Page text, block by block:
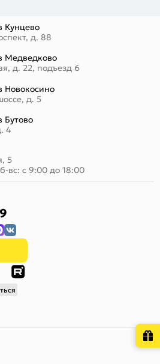
Кунцево
д. 88
Медведково
д. 22, подъезд 6
Новокосино
д. 5
4
5
вс: с 9:00 до 18:00